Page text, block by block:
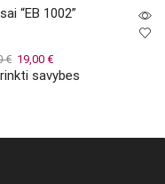
“EB 1002”
€ Original
price
19,00 €Current
price
savybes